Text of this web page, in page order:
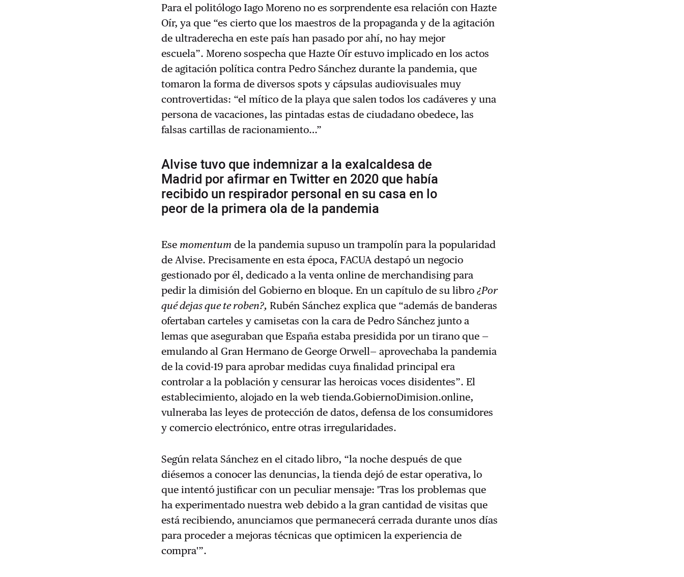
Para el politólogo Iago Moreno no es sorprendente esa relación con Hazte
Oír, ya que “es cierto que los maestros de la propaganda y de la agitación
de ultraderecha en este país han pasado por ahí, no hay mejor
escuela”.Moreno sospecha que Hazte Oír estuvo implicado en los actos
de agitación política contra Pedro Sánchez durante la pandemia, que
tomaron la forma de diversos spots y cápsulas audiovisuales muy
controvertidas: “el mítico de la playa que salen todos los cadáveres y una
persona de vacaciones, las pintadas estas de ciudadano obedece, las
falsas cartillas de racionamiento…”
Alvise tuvo que indemnizar a la exalcaldesa de
Madrid por afirmar en Twitter en 2020 que había
recibido un respirador personal en su casa en lo
peor de la primera ola de la pandemia
Ese momentum de la pandemia supuso un trampolín para la popularidad
de Alvise. Precisamente en esta época, FACUA destapó un negocio
gestionado por él, dedicado a la venta online de merchandising para
pedir la dimisión del Gobierno en bloque. En un capítulo de su libro¿Por
qué dejas que te roben?, Rubén Sánchez explica que “además de banderas
ofertaban carteles y camisetas con la cara de Pedro Sánchez junto a
lemas que aseguraban que España estaba presidida por un tirano que —
emulando al Gran Hermano de George Orwell— aprovechaba la pandemia
de la covid-19 para aprobar medidas cuya finalidad principal era
controlar a la población y censurar las heroicas voces disidentes”. El
establecimiento, alojado en la web tienda.GobiernoDimision.online,
vulneraba las leyes de protección de datos, defensa de los consumidores
y comercio electrónico, entre otras irregularidades.
Según relata Sánchez en el citado libro, “la noche después de que
diésemos a conocer las denuncias, la tienda dejó de estar operativa, lo
que intentó justificar con un peculiar mensaje: 'Tras los problemas que
ha experimentado nuestra web debido a la gran cantidad de visitas que
está recibiendo, anunciamos que permanecerá cerrada durante unos días
para proceder a mejoras técnicas que optimicen la experiencia de
compra'”.